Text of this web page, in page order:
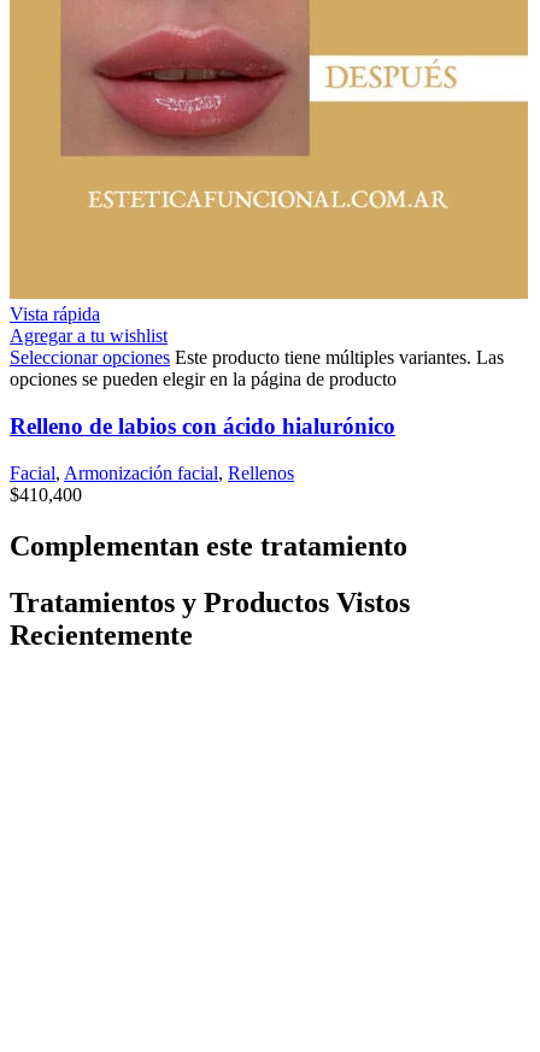
Vista rápida
Agregar a tu wishlist
Seleccionar opciones Este producto tiene múltiples variantes. Las
opciones se pueden elegir en la página de producto
Relleno de labios con ácido hialurónico
Facial, Armonización facial, Rellenos
$410,400
Complementan este tratamiento
Tratamientos y Productos Vistos
Recientemente